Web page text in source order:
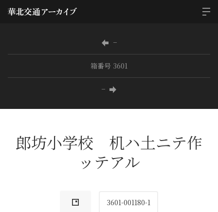
−
箱番号 3601
−
郎坊小学校 机ハ土ニテ作
ッテアル
3601-001180-1